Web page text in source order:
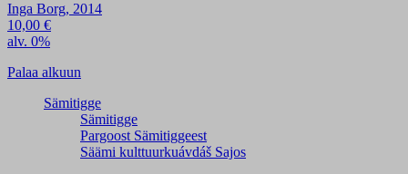
Inga Borg, 2014
10,00 €
alv. 0%
Palaa alkuun
Sämitigge
Sämitigge
Pargoost Sämitiggeest
Säämi kulttuurkuávdáš Sajos